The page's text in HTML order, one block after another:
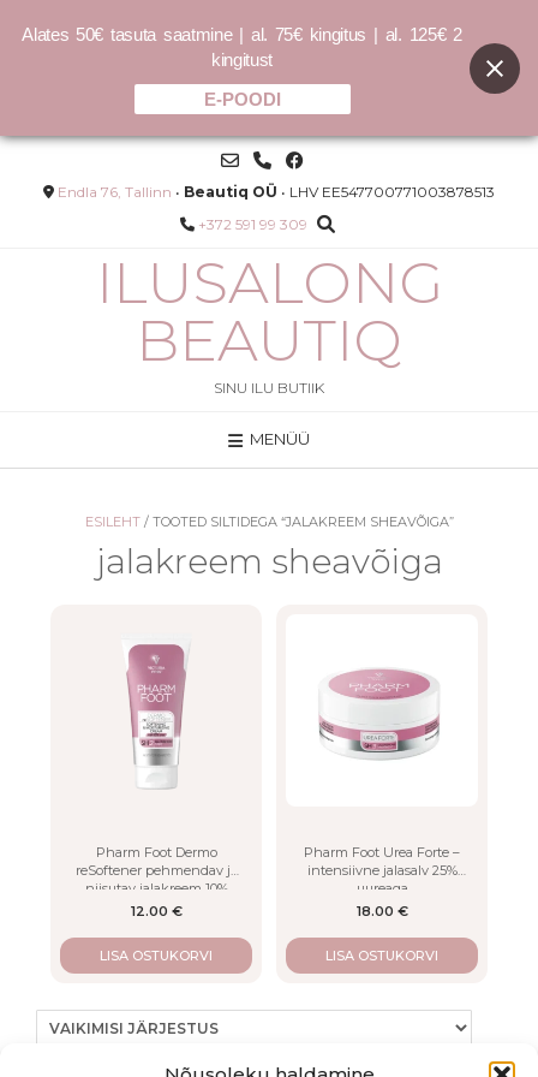
COCOCHOCO sulfaadivaba
palsam 150ml / 400ml - 400ml
Skip
contentEndla 76, Tallinn • Beautiq OÜ • LHV EE547700771003878513
+372 591 99 309
ILUSALONG
BEAUTIQ
SINU ILU BUTIIK
MENÜÜ
ESILEHT/ TOOTED SILTIDEGA “JALAKREEM SHEAVÕIGA”
jalakreem sheavõiga
Pharm Foot Dermo
reSoftener pehmendav ja
niisutav jalakreem 10%
uureaga
12.00 €
LISA OSTUKORVI
Pharm Foot Urea Forte –
intensiivne jalasalv 25%
uureaga
18.00 €
LISA OSTUKORVI
Alates 50€ tasuta saatmine | al. 75€ kingitus | al. 125€ 2
kingitust
E-POODI